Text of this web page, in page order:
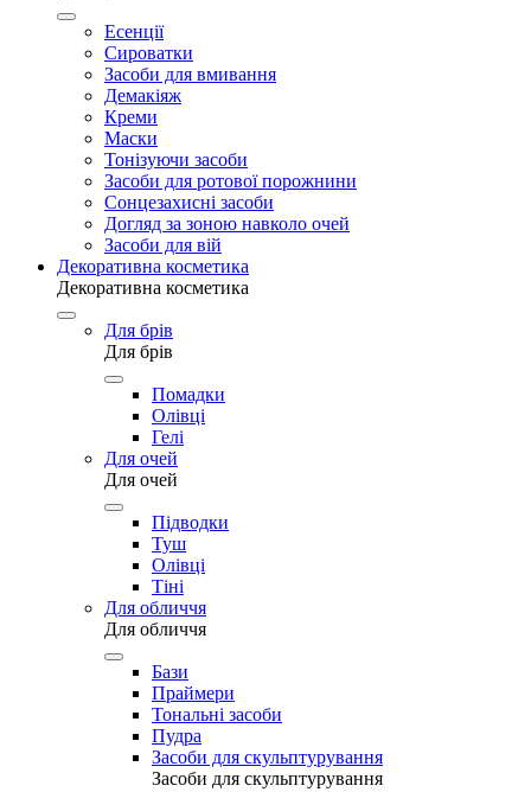
Есенції
Сироватки
Засоби для вмивання
Демакіяж
Креми
Маски
Тонізуючи засоби
Засоби для ротової порожнини
Сонцезахисні засоби
Догляд за зоною навколо очей
Засоби для вій
Декоративна косметика
Декоративна косметика
Для брів
Для брів
Помадки
Олівці
Гелі
Для очей
Для очей
Підводки
Туш
Олівці
Тіні
Для обличчя
Для обличчя
Бази
Праймери
Тональні засоби
Пудра
Засоби для скульптурування
Засоби для скульптурування